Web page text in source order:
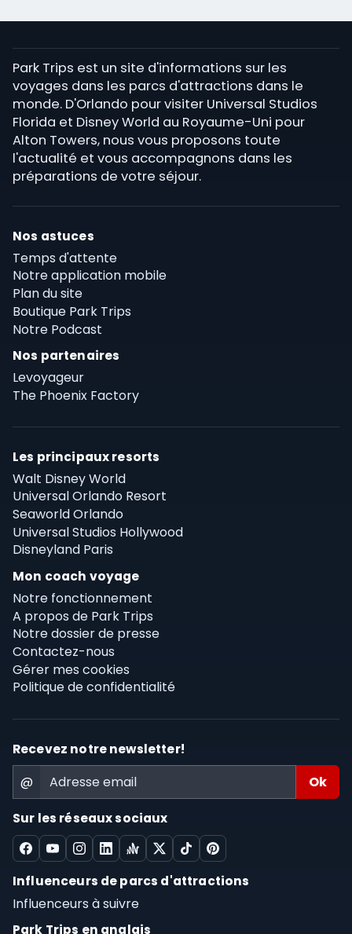
Park Trips est un site d'informations sur les
voyages dans les parcs d'attractions dans le
monde. D'Orlando pour visiter Universal Studios
Florida et Disney World au Royaume-Uni pour
Alton Towers, nous vous proposons toute
l'actualité et vous accompagnons dans les
préparations de votre séjour.
Nos astuces
Temps d'attente
Notre application mobile
Plan du site
Boutique Park Trips
Notre Podcast
Nos partenaires
Levoyageur
The Phoenix Factory
Les principaux resorts
Walt Disney World
Universal Orlando Resort
Seaworld Orlando
Universal Studios Hollywood
Disneyland Paris
Mon coach voyage
Notre fonctionnement
A propos de Park Trips
Notre dossier de presse
Contactez-nous
Gérer mes cookies
Politique de confidentialité
Recevez notre newsletter!
@
Sur les réseaux sociaux
Influenceurs de parcs d'attractions
Influenceurs à suivre
Park Trips en anglais